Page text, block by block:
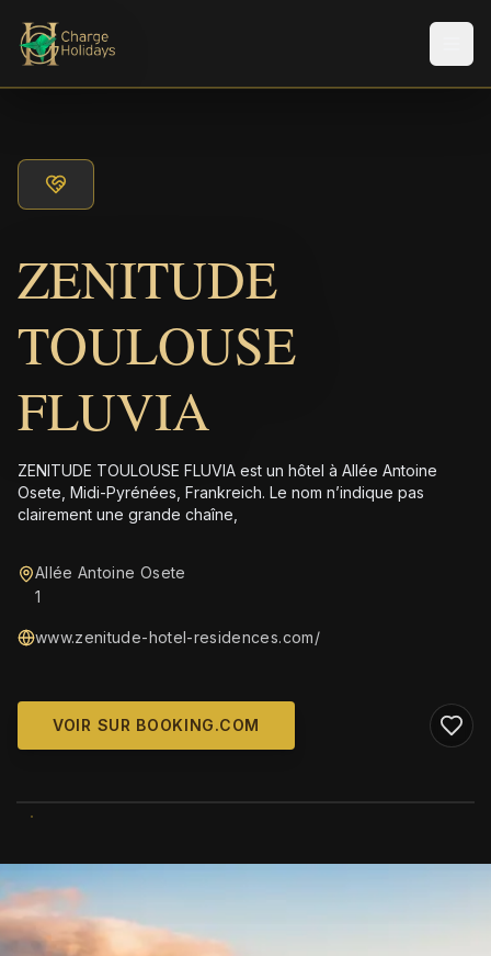
ZENITUDE
TOULOUSE
FLUVIA
ZENITUDE TOULOUSE FLUVIA est un hôtel à Allée Antoine
Osete, Midi-Pyrénées, Frankreich. Le nom n’indique pas
clairement une grande chaîne,
Allée Antoine Osete
1
www.zenitude-hotel-residences.com/
VOIR SUR BOOKING.COM